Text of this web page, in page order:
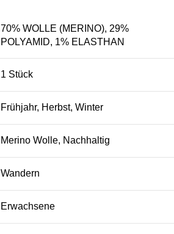
70% WOLLE (MERINO), 29%
POLYAMID, 1% ELASTHAN
1 Stück
Frühjahr, Herbst, Winter
Merino Wolle, Nachhaltig
Wandern
Erwachsene